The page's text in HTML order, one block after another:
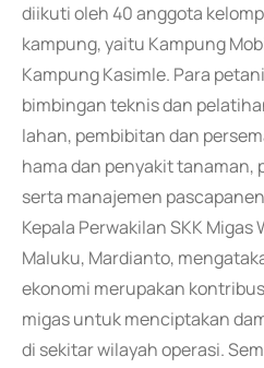
diikuti oleh 40 anggota
kampung, yaitu Kampung
Kampung Kasimle. Para
bimbingan teknis dan
lahan, pembibitan dan
hama dan penyakit tanaman,
serta manajemen
Kepala Perwakilan SKK Migas
Maluku, Mardianto,
ekonomi merupakan
migas untuk menciptakan
di sekitar wilayah operasi.